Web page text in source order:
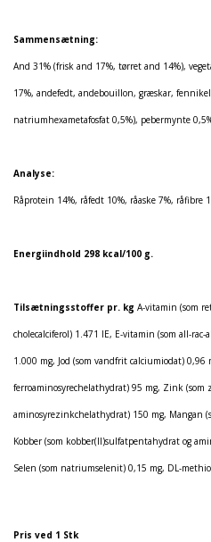
Sammensætning:
And 31% (frisk and 17%, tørret and 14%),
17%, andefedt, andebouillon, græskar,
natriumhexametafosfat 0,5%), pebermynte
Analyse:
Råprotein 14%, råfedt 10%, råaske 7%, råfibre
Energiindhold 298 kcal/100 g.
Tilsætningsstoffer pr. kg A-vitamin (som
cholecalciferol) 1.471 IE, E-vitamin (som all-
1.000 mg, Jod (som vandfrit calciumiodat)
ferroaminosyrechelathydrat) 95 mg, Zink
aminosyrezinkchelathydrat) 150 mg, Mangan
Kobber (som kobber(II)sulfatpentahydrat og
Selen (som natriumselenit) 0,15 mg, DL-
Pris ved 1 Stk